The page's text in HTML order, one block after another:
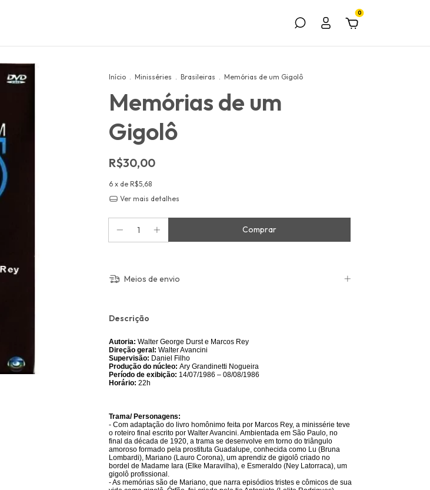
0
Início . Minisséries . Brasileiras . Memórias de um Gigolô
Memórias de um
Gigolô
R$30,00
6 x de R$5,68
Ver mais detalhes
Meios de envio
Descrição
Autoria: Walter George Durst e Marcos Rey
Direção geral: Walter Avancini
Supervisão: Daniel Filho
Produção do núcleo: Ary Grandinetti Nogueira
Período de exibição: 14/07/1986 – 08/08/1986
Horário: 22h
Trama/ Personagens:
- Com adaptação do livro homônimo feita por Marcos Rey, a minissérie teve
o roteiro final escrito por Walter Avancini. Ambientada em São Paulo, no
final da década de 1920, a trama se desenvolve em torno do triângulo
amoroso formado pela prostituta Guadalupe, conhecida como Lu (Bruna
Lombardi), Mariano (Lauro Corona), um aprendiz de gigolô criado no
bordel de Madame Iara (Elke Maravilha), e Esmeraldo (Ney Latorraca), um
gigolô profissional.
- As memórias são de Mariano, que narra episódios tristes e cômicos de sua